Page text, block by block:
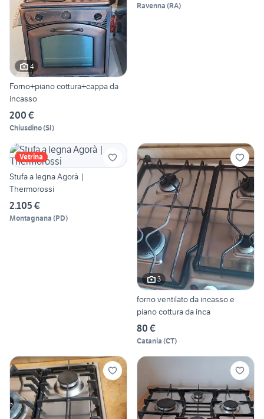
4
Forno+piano cottura+cappa da
incasso
200 €
Chiusdino(SI)
Ravenna (RA)
Vetrina
Stufa a legna Agorà |
Thermorossi
2.105 €
Montagnana (PD)
3
forno ventilato da incasso e
piano cottura da inca
80 €
Catania (CT)